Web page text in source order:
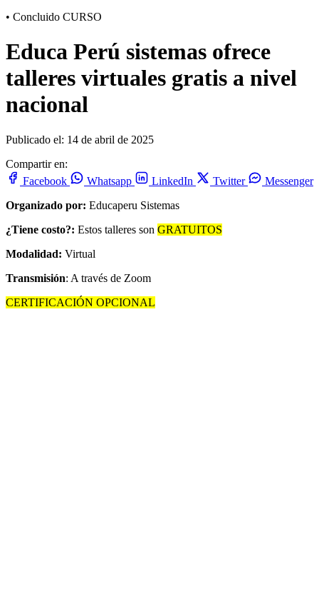
• Concluido CURSO
Educa Perú sistemas ofrece
talleres virtuales gratis a nivel
nacional
Publicado el: 14 de abril de 2025
Compartir en:
Facebook
Whatsapp LinkedIn Twitter
Messenger
Organizado por: Educaperu Sistemas
¿Tiene costo?: Estos talleres son GRATUITOS
Modalidad: Virtual
Transmisión: A través de Zoom
CERTIFICACIÓN OPCIONAL